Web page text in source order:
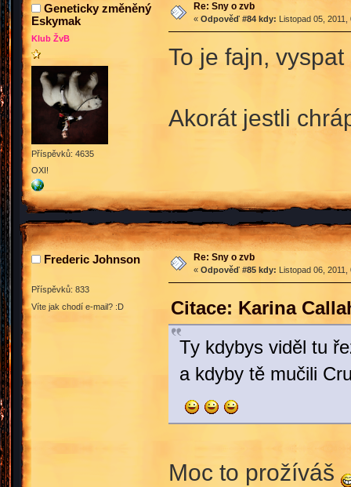
Geneticky změněný
Eskymak
Klub ŽvB
Příspěvků: 4635
OXI!
Re: Sny o zvb
« Odpověď #84 kdy: Listopad 05,
To je fajn,
Akorát jestli
Frederic Johnson
Příspěvků: 833
Víte jak chodí e-mail? :D
Re: Sny o zvb
« Odpověď #85 kdy: Listopad 06,
Citace: Karina
Ty kdybys viděl tu
a kdyby tě mučili
Moc to prožíváš